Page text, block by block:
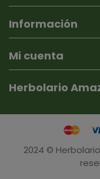
Información
Mi cuenta
Herbolario
2024 ©